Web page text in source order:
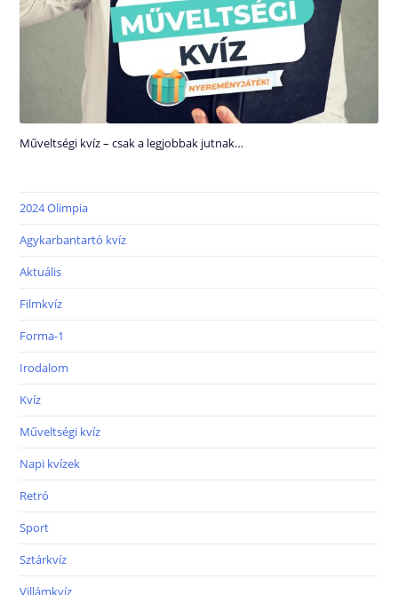
Műveltségi kvíz – csak a legjobbak jutnak…
2024 Olimpia
Agykarbantartó kvíz
Aktuális
Filmkvíz
Forma-1
Irodalom
Kvíz
Műveltségi kvíz
Napi kvízek
Retró
Sport
Sztárkvíz
Villámkvíz